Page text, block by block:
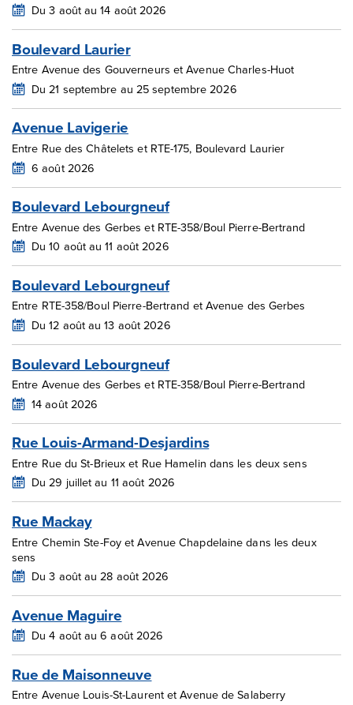
Du 3 août au 14 août 2026
Boulevard Laurier
Entre Avenue des Gouverneurs et Avenue Charles-Huot
Du 21 septembre au 25 septembre 2026
Avenue Lavigerie
Entre Rue des Châtelets et RTE-175, Boulevard Laurier
6 août 2026
Boulevard Lebourgneuf
Entre Avenue des Gerbes et RTE-358/Boul Pierre-Bertrand
Du 10 août au 11 août 2026
Boulevard Lebourgneuf
Entre RTE-358/Boul Pierre-Bertrand et Avenue des Gerbes
Du 12 août au 13 août 2026
Boulevard Lebourgneuf
Entre Avenue des Gerbes et RTE-358/Boul Pierre-Bertrand
14 août 2026
Rue Louis-Armand-Desjardins
Entre Rue du St-Brieux et Rue Hamelin dans les deux sens
Du 29 juillet au 11 août 2026
Rue Mackay
Entre Chemin Ste-Foy et Avenue Chapdelaine dans les deux
sens
Du 3 août au 28 août 2026
Avenue Maguire
Du 4 août au 6 août 2026
Rue de Maisonneuve
Entre Avenue Louis-St-Laurent et Avenue de Salaberry